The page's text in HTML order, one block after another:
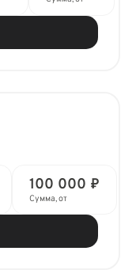
100 000 ₽
Сумма, от